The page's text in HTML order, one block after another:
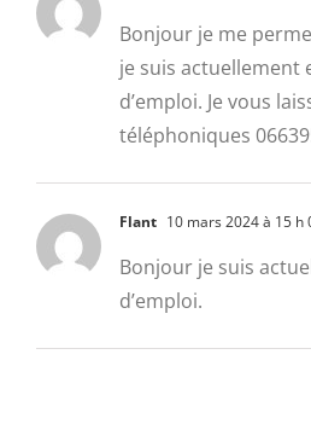
Bonjour je me
je suis actuellement
d’emploi. Je vous
téléphoniques
Flant 10 mars 2024 à 15 h
Bonjour je suis
d’emploi.